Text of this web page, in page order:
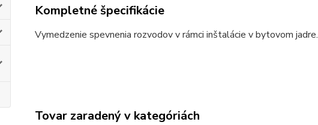
Kompletné špecifikácie
Vymedzenie spevnenia rozvodov v rámci inštalácie v bytovom jadre.
Tovar zaradený v kategóriách